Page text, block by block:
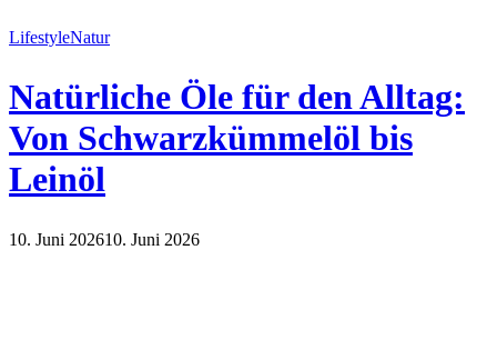
LifestyleNatur
Natürliche Öle für den Alltag:
Von Schwarzkümmelöl bis
Leinöl
10. Juni 202610. Juni 2026